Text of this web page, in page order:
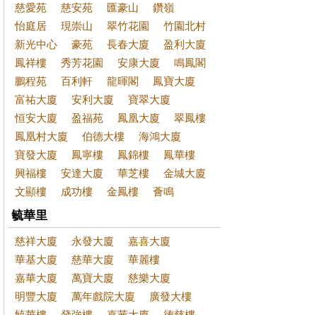
慈愛苑 慈安苑 匯豪山
鑽嶺
怡庭居
現崇山 翠竹花園
竹園北村
新光中心
豪苑 長春大廈
盈利大廈
鳳祥樓
秀芳花園 安康大廈
鳴鳳閣
鵬程苑
百利軒 龍暉閣
鳳寶大廈
富祐大廈
安利大廈
寶翠大廈
恒安大廈
盈福苑 鳳凰大廈
翠鳳樓
鳳凰村大廈
伯德大樓
海鴻大廈
寶發大廈
鳳寧樓 鳳錦樓
鳳華樓
興福樓
安達大廈 華芝樓
金城大廈
文顯樓
成功樓 金鳳樓 薈鳴
毓華里
慈祥大廈 永發大廈
嘉喜大廈
華基大廈
慈華大廈
華麗樓
嘉華大廈
萬寶大廈
慈樂大廈
明豐大廈
萬年戲院大廈
廣發大樓